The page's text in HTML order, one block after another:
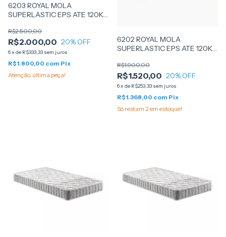
6203 ROYAL MOLA
SUPERLASTIC EPS ATE 120KG
R$2.000,00
R$2.500,00
20% OFF
6x de R$333,33 sem juros
R$1.800,00 com Pix
Atenção, última peça!
6202 ROYAL MOLA
SUPERLASTIC EPS ATE 120KG
R$1.520,00
R$1.900,00
20% OFF
6x de R$253,33 sem juros
R$1.368,00 com Pix
Só restam 2 em estoque!